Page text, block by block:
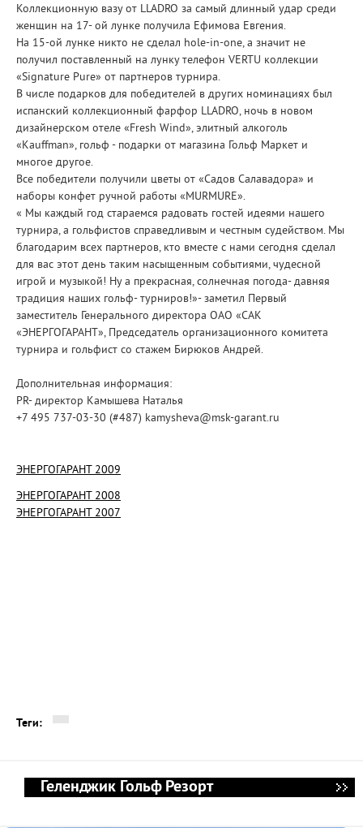
Коллекционную вазу от LLADRO за самый длинный удар среди
женщин на 17- ой лунке получила Ефимова Евгения.
На 15-ой лунке никто не сделал hole-in-one, а значит не
получил поставленный на лунку телефон VERTU коллекции
«Signature Pure» от партнеров турнира.
В числе подарков для победителей в других номинациях был
испанский коллекционный фарфор LLADRO, ночь в новом
дизайнерском отеле «Fresh Wind», элитный алкоголь
«Kauffman», гольф - подарки от магазина Гольф Маркет и
многое другое.
Все победители получили цветы от «Садов Салавадора» и
наборы конфет ручной работы «MURMURE».
« Мы каждый год стараемся радовать гостей идеями нашего
турнира, а гольфистов справедливым и честным судейством. Мы
благодарим всех партнеров, кто вместе с нами сегодня сделал
для вас этот день таким насыщенным событиями, чудесной
игрой и музыкой! Ну а прекрасная, солнечная погода- давняя
традиция наших гольф- турниров!»- заметил Первый
заместитель Генерального директора ОАО «САК
«ЭНЕРГОГАРАНТ», Председатель организационного комитета
турнира и гольфист со стажем Бирюков Андрей.
Дополнительная информация:
PR- директор Камышева Наталья
+7 495 737-03-30 (#487) kamysheva@msk-garant.ru
ЭНЕРГОГАРАНТ 2009
ЭНЕРГОГАРАНТ 2008
ЭНЕРГОГАРАНТ 2007
Теги:
Геленджик Гольф Резорт